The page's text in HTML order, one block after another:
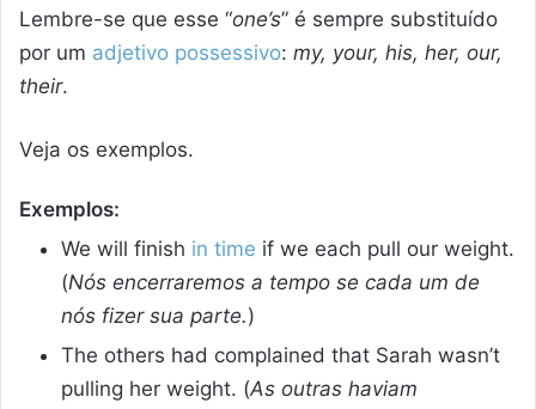
Lembre-se que esse “one’s” é sempre substituído
por um adjetivo possessivo: my, your, his, her, our,
their.
Veja os exemplos.
Exemplos:
We will finish in time if we each pull our weight.
(Nós encerraremos a tempo se cada um de
nós fizer sua parte.)
The others had complained that Sarah wasn’t
pulling her weight. (As outras haviam